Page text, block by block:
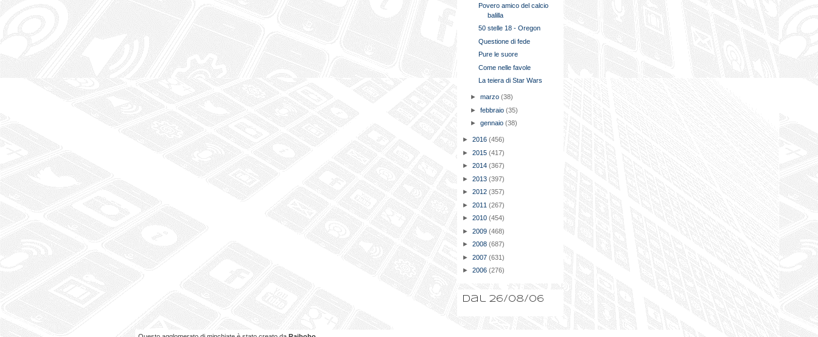
Povero amico del calcio
balilla
50 stelle 18 - Oregon
Questione di fede
Pure le suore
Come nelle favole
La teiera di Star Wars
►marzo(38)
►febbraio(35)
►gennaio(38)
► 2016 (456)
► 2015 (417)
► 2014 (367)
► 2013 (397)
► 2012 (357)
► 2011 (267)
► 2010 (454)
► 2009 (468)
► 2008 (687)
► 2007 (631)
► 2006 (276)
Dal 26/08/06